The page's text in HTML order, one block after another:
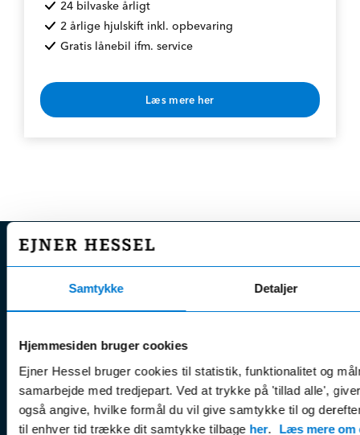
Samtykke Detaljer
Hjemmesiden bruger cookies
Ejner Hessel bruger cookies til statistik, funktionalitet og
samarbejde med tredjepart. Ved at trykke på 'tillad alle',
også angive, hvilke formål du vil give samtykke til og
til enhver tid trække dit samtykke tilbage her. Læs mere om
24 bilvaske årligt
2 årlige hjulskift inkl. opbevaring
Gratis lånebil ifm. service
Læs mere her
EJNER HESSEL
CVR nr.:58811211
E-mail:
info@hessel.dk
Åbningstider
Brugte biler
Nye biler
Fordels- &
online
Find
Find